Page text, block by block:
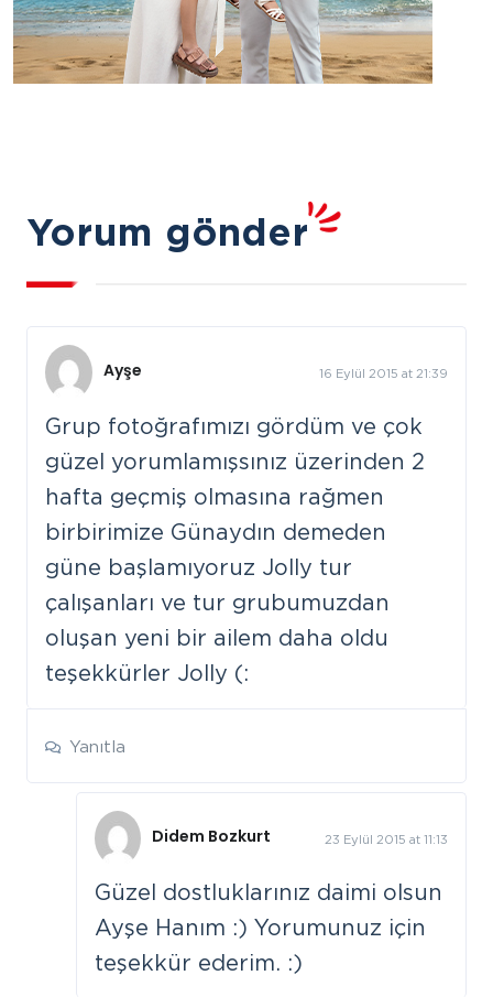
Yorum gönder
Ayşe 16 Eylül 2015 at 21:39
Grup fotoğrafımızı gördüm ve çok
güzel yorumlamışsınız üzerinden 2
hafta geçmiş olmasına rağmen
birbirimize Günaydın demeden
güne başlamıyoruz Jolly tur
çalışanları ve tur grubumuzdan
oluşan yeni bir ailem daha oldu
teşekkürler Jolly (:
Yanıtla
Didem Bozkurt 23 Eylül 2015 at 11:13
Güzel dostluklarınız daimi olsun
Ayşe Hanım :) Yorumunuz için
teşekkür ederim. :)